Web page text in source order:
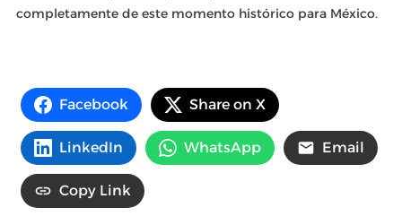
completamente de este momento histórico para México.
Facebook Share on X
LinkedIn WhatsApp Email
Copy Link